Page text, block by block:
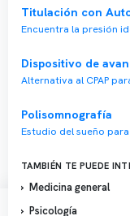
Valor consulta
Evaluación online
Copyright 2026 ·
Titulación con
Encuentra la presión
Dispositivo de
Alternativa al CPAP
Polisomnografía
Estudio del sueño
TAMBIÉN TE PUEDE
Medicina general
Psicología